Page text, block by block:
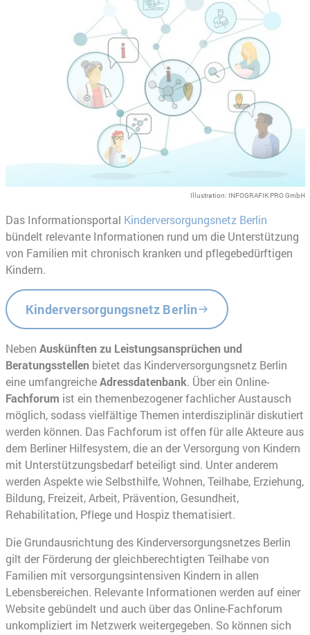
Illustration: INFOGRAFIK PRO GmbH
Das Informationsportal Kinderversorgungsnetz Berlin
bündelt relevante Informationen rund um die Unterstützung
von Familien mit chronisch kranken und pflegebedürftigen
Kindern.
Kinderversorgungsnetz Berlin
Neben Auskünften zu Leistungsansprüchen und
Beratungsstellenbietet das Kinderversorgungsnetz Berlin
eine umfangreicheAdressdatenbank. Über ein Online-
Fachforum ist ein themenbezogener fachlicher Austausch
möglich, sodass vielfältige Themen interdisziplinär diskutiert
werden können. Das Fachforum ist offen für alle Akteure aus
dem Berliner Hilfesystem, die an der Versorgung von Kindern
mit Unterstützungsbedarf beteiligt sind. Unter anderem
werden Aspekte wie Selbsthilfe, Wohnen, Teilhabe, Erziehung,
Bildung, Freizeit, Arbeit, Prävention, Gesundheit,
Rehabilitation, Pflege und Hospiz thematisiert.
Die Grundausrichtung des Kinderversorgungsnetzes Berlin
gilt der Förderung der gleichberechtigten Teilhabe von
Familien mit versorgungsintensiven Kindern in allen
Lebensbereichen. Relevante Informationen werden auf einer
Website gebündelt und auch über das Online-Fachforum
unkompliziert im Netzwerk weitergegeben. So können sich